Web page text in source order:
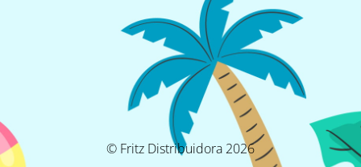
© Fritz Distribuidora 2026